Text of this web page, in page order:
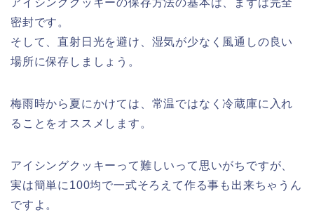
密封です。
そして、直射日光を避け、湿気が少なく風通しの良い
場所に保存しましょう。
梅雨時から夏にかけては、常温ではなく冷蔵庫に入れ
ることをオススメします。
アイシングクッキーって難しいって思いがちですが、
実は簡単に100均で一式そろえて作る事も出来ちゃうん
ですよ。